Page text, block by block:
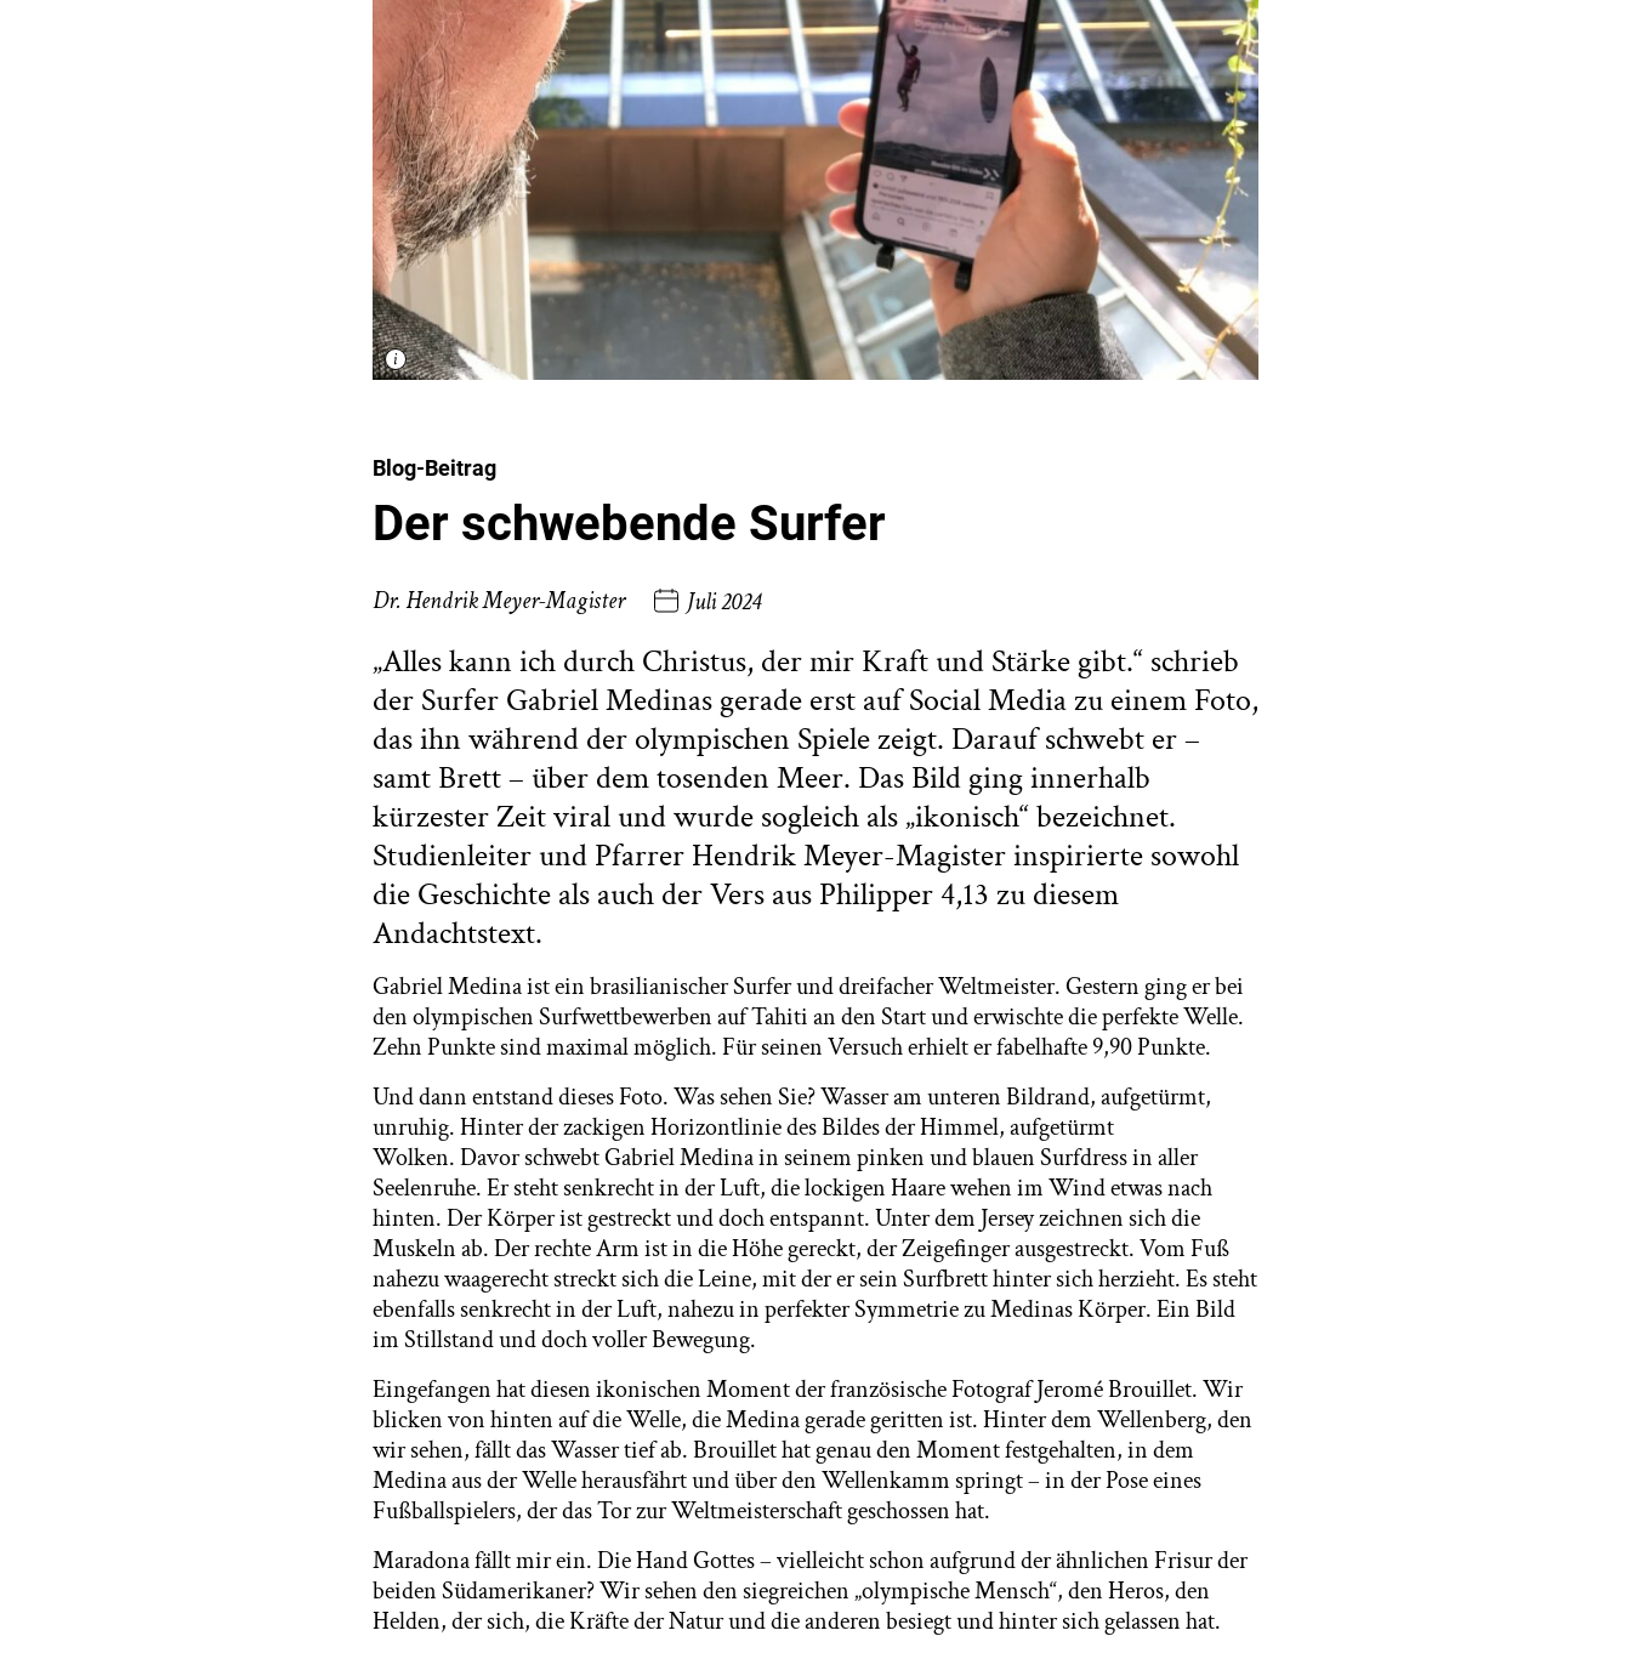
Blog-Beitrag
Der schwebende Surfer
Dr. Hendrik Meyer-Magister Juli 2024
„Alles kann ich durch Christus, der mir Kraft und Stärke gibt.“ schrieb
der Surfer Gabriel Medinas gerade erst auf Social Media zu einem Foto,
das ihn während der olympischen Spiele zeigt. Darauf schwebt er –
samt Brett – über dem tosenden Meer. Das Bild ging innerhalb
kürzester Zeit viral und wurde sogleich als „ikonisch“ bezeichnet.
Studienleiter und Pfarrer Hendrik Meyer-Magister inspirierte sowohl
die Geschichte als auch der Vers aus Philipper 4,13 zu diesem
Andachtstext.
Gabriel Medina ist ein brasilianischer Surfer und dreifacher Weltmeister. Gestern ging er bei
den olympischen Surfwettbewerben auf Tahiti an den Start und erwischte die perfekte Welle.
Zehn Punkte sind maximal möglich. Für seinen Versuch erhielt er fabelhafte 9,90 Punkte.
Und dann entstand dieses Foto. Was sehen Sie? Wasser am unteren Bildrand, aufgetürmt,
unruhig. Hinter der zackigen Horizontlinie des Bildes der Himmel, aufgetürmt
Wolken. Davor schwebt Gabriel Medina in seinem pinken und blauen Surfdress in aller
Seelenruhe. Er steht senkrecht in der Luft, die lockigen Haare wehen im Wind etwas nach
hinten. Der Körper ist gestreckt und doch entspannt. Unter dem Jersey zeichnen sich die
Muskeln ab. Der rechte Arm ist in die Höhe gereckt, der Zeigefinger ausgestreckt. Vom Fuß
nahezu waagerecht streckt sich die Leine, mit der er sein Surfbrett hinter sich herzieht. Es steht
ebenfalls senkrecht in der Luft, nahezu in perfekter Symmetrie zu Medinas Körper. Ein Bild
im Stillstand und doch voller Bewegung.
Eingefangen hat diesen ikonischen Moment der französische Fotograf Jeromé Brouillet. Wir
blicken von hinten auf die Welle, die Medina gerade geritten ist. Hinter dem Wellenberg, den
wir sehen, fällt das Wasser tief ab. Brouillet hat genau den Moment festgehalten, in dem
Medina aus der Welle herausfährt und über den Wellenkamm springt – in der Pose eines
Fußballspielers, der das Tor zur Weltmeisterschaft geschossen hat.
Maradona fällt mir ein. Die Hand Gottes – vielleicht schon aufgrund der ähnlichen Frisur der
beiden Südamerikaner? Wir sehen den siegreichen „olympische Mensch“, den Heros, den
Helden, der sich, die Kräfte der Natur und die anderen besiegt und hinter sich gelassen hat.